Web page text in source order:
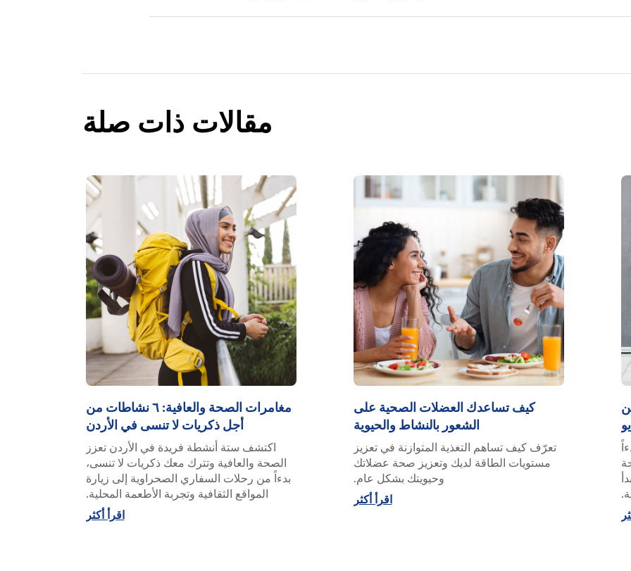
مقالات ذات صلة
كيف تساعدك العضلات الصحية على
الشعور بالنشاط والحيوية
تعرّف كيف تساهم التغذية المتوازنة في تعزيز
مستويات الطاقة لديك وتعزيز صحة عضلاتك
وحيويتك بشكل عام.
اقرأ أكثر
مغامرات الصحة والعافية: ٦ نشاطات من
أجل ذكريات لا تنسى في الأردن
اكتشف ستة أنشطة فريدة في الأردن تعزز
الصحة والعافية وتترك معك ذكريات لا تنسى،
بدءاً من رحلات السفاري الصحراوية إلى زيارة
المواقع الثقافية وتجربة الأطعمة المحلية.
اقرأ أكثر